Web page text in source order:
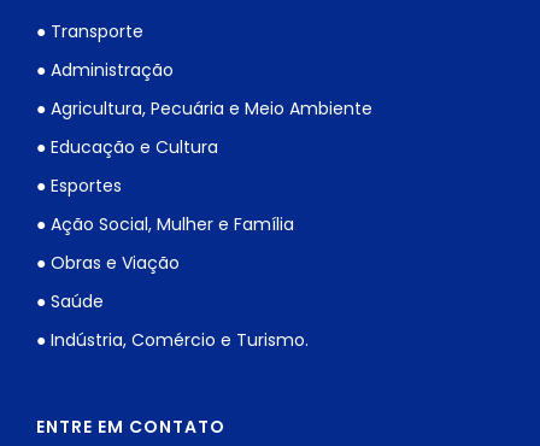
● Transporte
● Administração
● Agricultura, Pecuária e Meio Ambiente
● Educação e Cultura
● Esportes
● Ação Social, Mulher e Família
● Obras e Viação
● Saúde
● Indústria, Comércio e Turismo.
ENTRE EM CONTATO